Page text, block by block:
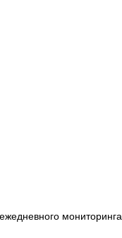
мониторинга